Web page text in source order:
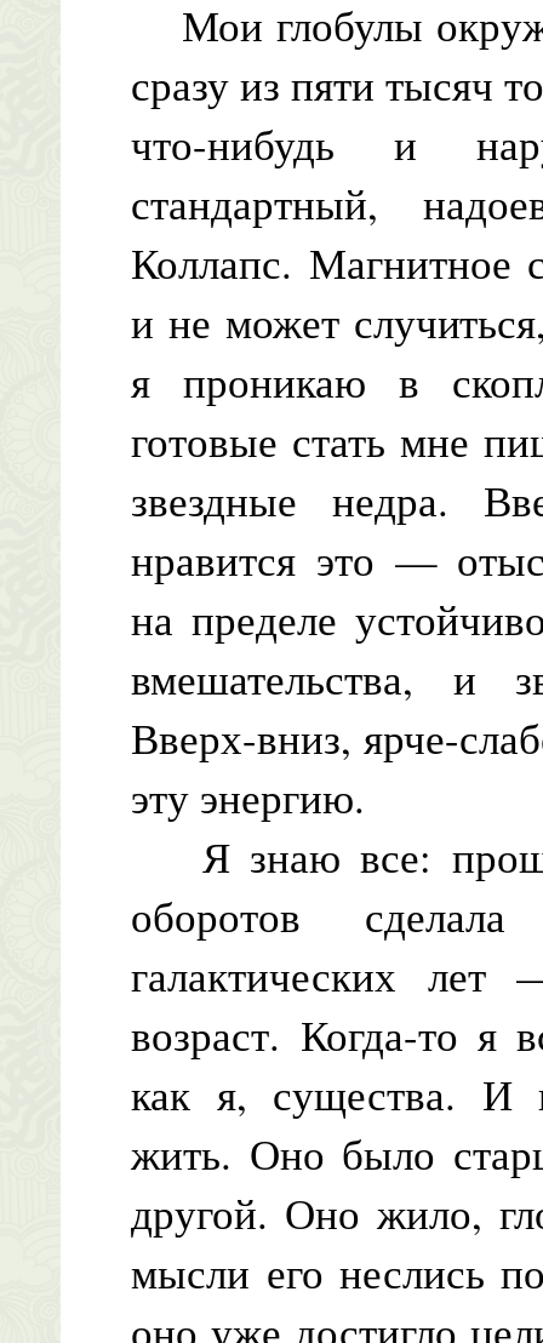
Мои глобулы
сразу из пяти тысяч
что-нибудь и
стандартный,
Коллапс. Магнитное
и не может
я проникаю в
готовые стать мне
звездные недра.
нравится это —
на пределе
вмешательства, и
Вверх-вниз, ярче-
эту энергию.
Я знаю все:
оборотов
галактических
возраст. Когда-то я
как я, существа. И
жить. Оно было
другой. Оно жило,
мысли его неслись